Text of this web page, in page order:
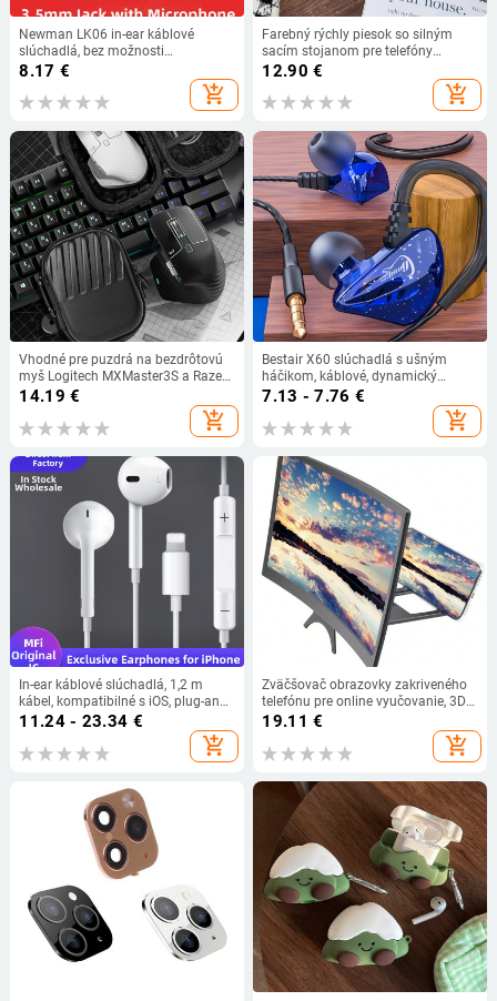
Newman LK06 in-ear káblové
slúchadlá, bez možnosti
prispôsobenia
8.17 €
add_shopping_cart
Farebný rýchly piesok so silným
sacím stojanom pre telefóny
Samsung, Apple a Android – oválny
12.90 €
add_shopping_cart
Vhodné pre puzdrá na bezdrôtovú
myš Logitech MXMaster3S a Razer
Viper V3Pro.
14.19 €
add_shopping_cart
Bestair X60 slúchadlá s ušným
háčikom, káblové, dynamický
menič, citlivosť 108 dB,
7.13 - 7.76 €
add_shopping_cart
In-ear káblové slúchadlá, 1,2 m
kábel, kompatibilné s iOS, plug-and-
play
11.24 - 23.34 €
add_shopping_cart
Zväčšovač obrazovky zakriveného
telefónu pre online vyučovanie, 3D
HD, akryl+ABS, zväčšenie 2–3x,
vzdialenosť 1–2 m, pre stolné
použitie
19.11 €
add_shopping_cart